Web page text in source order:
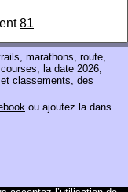
81
marathons, route,
la date 2026,
classements, des
ou ajoutez la dans